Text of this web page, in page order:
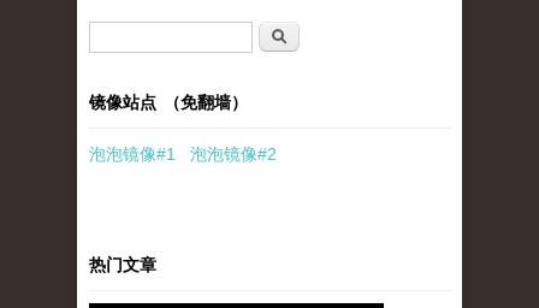
搜索
镜像站点 （免翻墙）
泡泡镜像#1 泡泡镜像#2
热门文章